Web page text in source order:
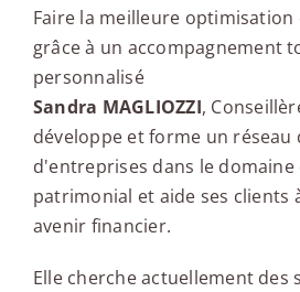
Faire la meilleure
grâce à un accompagnement
personnalisé
Sandra MAGLIOZZI,
développe et forme un réseau
d'entreprises dans le domaine
patrimonial et aide ses clients
avenir financier.
Elle cherche actuellement des